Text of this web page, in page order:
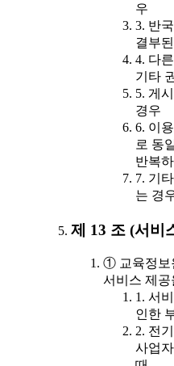
우
3. 반
결부
4. 다
기타
5. 게
경우
6. 이
로 동
반복
7. 기
는 경
제 13 조 (서비
① 교육정보
서비스 제공
1. 서
인한
2. 전
사업